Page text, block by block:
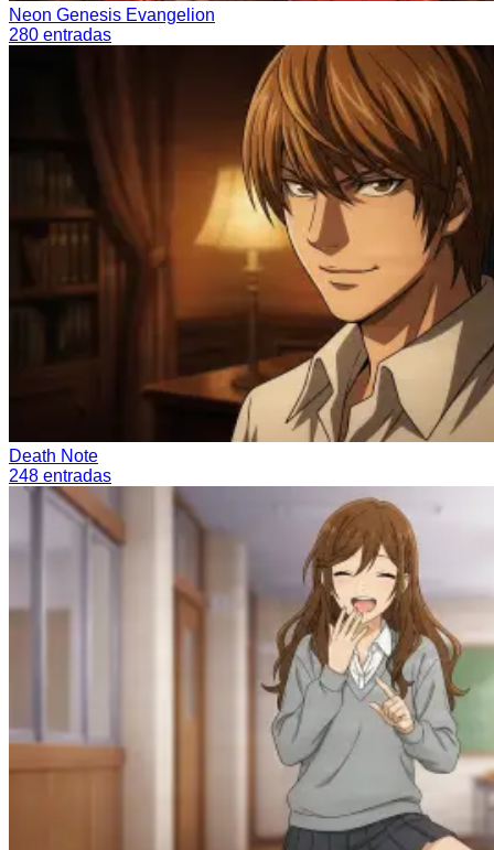
Neon Genesis Evangelion
280 entradas
Death Note
248 entradas